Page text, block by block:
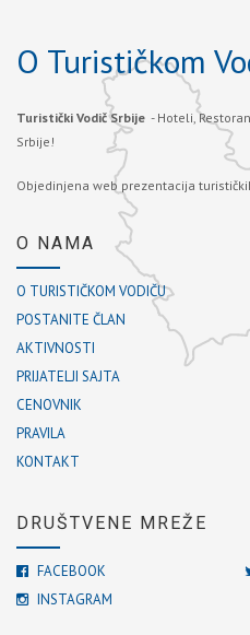
O Turističkom
Turistički Vodič Srbije - Hoteli,
Srbije!
Objedinjena web prezentacija
O NAMA
O TURISTIČKOM VODIČU
POSTANITE ČLAN
AKTIVNOSTI
PRIJATELJI SAJTA
CENOVNIK
PRAVILA
KONTAKT
DRUŠTVENE MREŽE
FACEBOOK
INSTAGRAM